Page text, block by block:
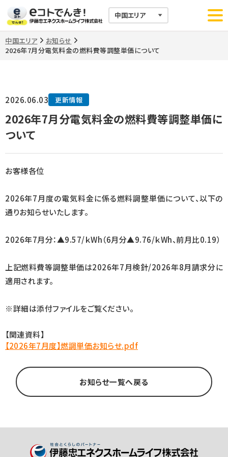
中国エリア> お知らせ>
2026年7月分電気料金の燃料費等調整単価について
2026.06.03 更新情報
2026年7月分電気料金の燃料費等調整単価に
ついて
お客様各位
2026年7月度の電気料金に係る燃料調整単価について、以下の
通りお知らせいたします。
2026年7月分：▲9.57/ｋWh（6月分▲9.76/ｋWh、前月比0.19）
上記燃料費等調整単価は2026年7月検針/2026年8月請求分に
適用されます。
※詳細は添付ファイルをご覧ください。
【関連資料】
【2026年7月度】燃調単価お知らせ.pdf
お知らせ一覧へ戻る